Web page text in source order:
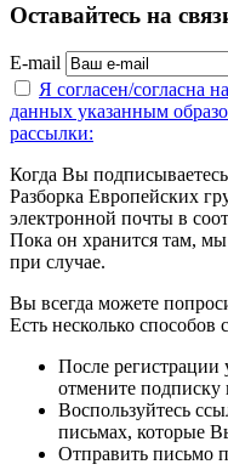
Оставайтесь на
E-mail
Я согласен/согласна на
данных указанным
рассылки:
Когда Вы
Разборка Европейских
электронной почты в
Пока он хранится там, мы
при случае.
Вы всегда можете
Есть несколько способов
После регистрации
отмените подписку
Воспользуйтесь
письмах, которые
Отправить письмо